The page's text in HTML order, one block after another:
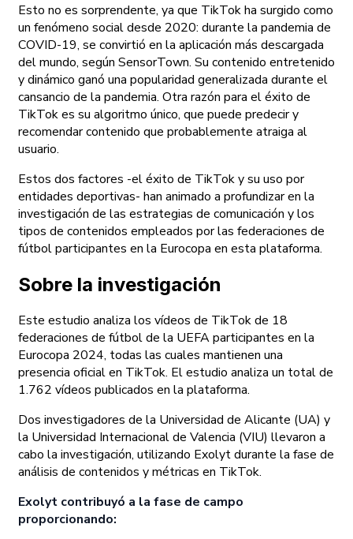
Esto no es sorprendente, ya que TikTok ha surgido como
un fenómeno social desde 2020: durante la pandemia de
COVID-19, se convirtió en la aplicación más descargada
del mundo, según SensorTown. Su contenido entretenido
y dinámico ganó una popularidad generalizada durante el
cansancio de la pandemia. Otra razón para el éxito de
TikTok es su algoritmo único, que puede predecir y
recomendar contenido que probablemente atraiga al
usuario.
Estos dos factores -el éxito de TikTok y su uso por
entidades deportivas- han animado a profundizar en la
investigación de las estrategias de comunicación y los
tipos de contenidos empleados por las federaciones de
fútbol participantes en la Eurocopa en esta plataforma.
Sobre la investigación
Este estudio analiza los vídeos de TikTok de 18
federaciones de fútbol de la UEFA participantes en la
Eurocopa 2024, todas las cuales mantienen una
presencia oficial en TikTok. El estudio analiza un total de
1.762 vídeos publicados en la plataforma.
Dos investigadores de la Universidad de Alicante (UA) y
la Universidad Internacional de Valencia (VIU) llevaron a
cabo la investigación, utilizando Exolyt durante la fase de
análisis de contenidos y métricas en TikTok.
Exolyt contribuyó a la fase de campo
proporcionando: